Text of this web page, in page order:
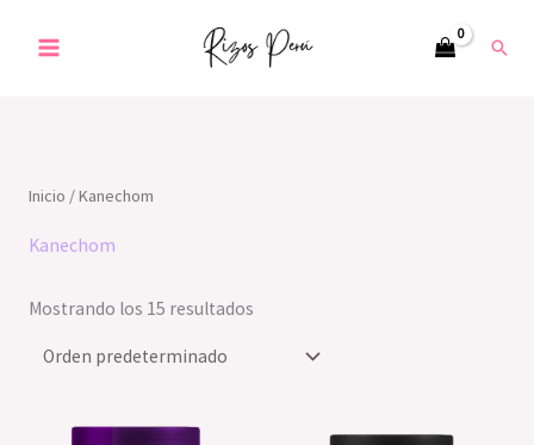
Inicio / Kanechom
Kanechom
Mostrando los 15 resultados